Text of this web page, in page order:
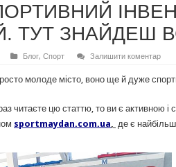
ТУТ ЗНАЙДЕШ
Блог, Спорт Залишити коментар
молоде місто, воно ще й дуже
читаєте цю статтю, то ви є
sportmaydan.com.ua, де є